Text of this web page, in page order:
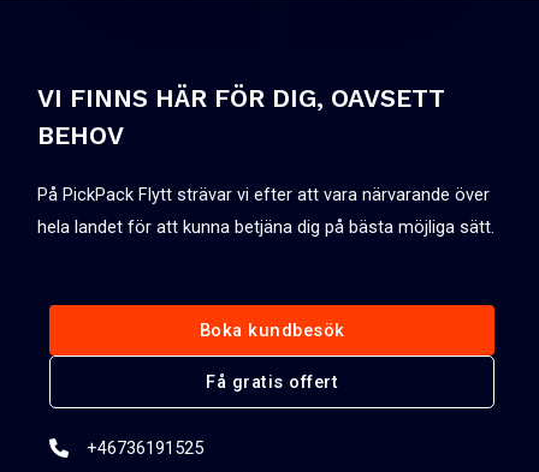
VI FINNS HÄR FÖR DIG, OAVSETT
BEHOV
På PickPack Flytt strävar vi efter att vara närvarande över
hela landet för att kunna betjäna dig på bästa möjliga sätt.
Boka kundbesök
Få gratis offert
+46736191525